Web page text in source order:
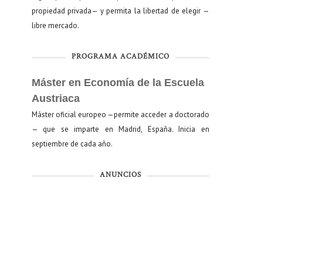
propiedad privada— y permita la libertad de elegir —
libre mercado.
PROGRAMA ACADÉMICO
Máster en Economía de la Escuela
Austriaca
Máster oficial europeo —permite acceder a doctorado
— que se imparte en Madrid, España. Inicia en
septiembre de cada año.
ANUNCIOS